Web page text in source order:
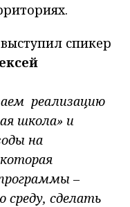
спикер
реализацию
школа» и
на
–
среду, сделать